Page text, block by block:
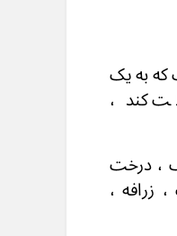
به یک
کند ،
، درخت
زرافه ،